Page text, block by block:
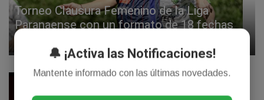
Torneo Clausura Femenino de la Liga
Paranaense con un formato de 18 fechas
🔔 ¡Activa las Notificaciones!
Mantente informado con las últimas novedades.